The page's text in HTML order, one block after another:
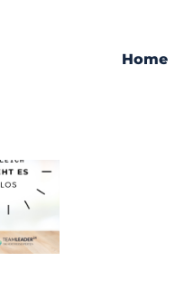
Home